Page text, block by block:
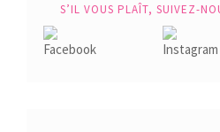
S’IL VOUS PLAÎT, SUIVEZ-